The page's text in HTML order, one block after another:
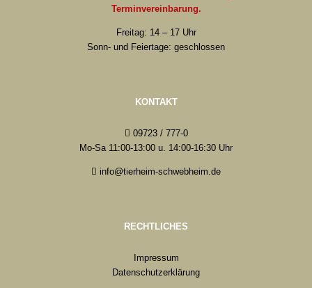
Terminvereinbarung.
Freitag: 14 – 17 Uhr
Sonn- und Feiertage: geschlossen
KONTAKT
09723 / 777-0
Mo-Sa 11:00-13:00 u. 14:00-16:30 Uhr
info@tierheim-schwebheim.de
RECHTLICHES
Impressum
Datenschutzerklärung